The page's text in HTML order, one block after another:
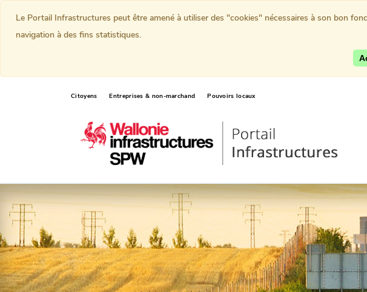
Citoyens Entreprises & non-marchand Pouvoirs locaux
Le Portail Infrastructures peut être amené à utiliser des "cookies" nécessaires à son bon
navigation à des fins statistiques.